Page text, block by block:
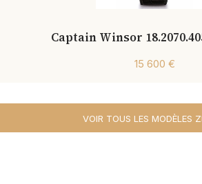
Captain Winsor
15 600 €
VOIR TOUS LES MODÈLES